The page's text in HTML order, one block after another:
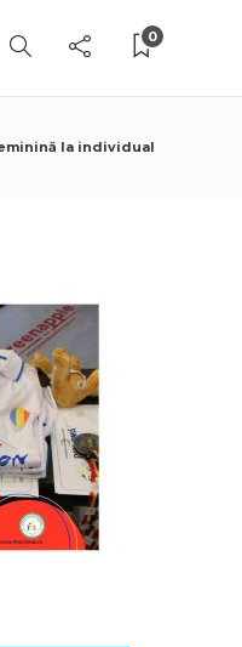
0
la individual